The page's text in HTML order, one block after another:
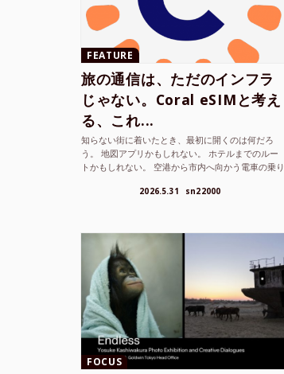
FEATURE
旅の通信は、ただのインフラ
じゃない。Coral eSIMと考え
る、これ...
知らない街に着いたとき、最初に開くのは何だろ
う。 地図アプリかもしれない。 ホテルまでのルー
トかもしれない。 空港から市内へ向かう電車の乗り
て、その街の空...2026.5.31 sn22000
FOCUS